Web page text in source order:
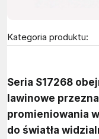
Kategoria produktu:
Seria S17268
lawinowe
promieniowania
do światła